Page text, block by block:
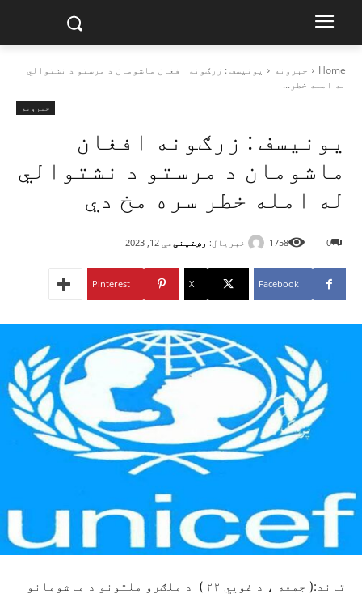
Home خبرونه
یونیسف : زرګونه افغان ماشومان د مرستو د نشتوالي
له امله خطر...
خبرونه
یونیسف : زرګونه افغان
ماشومان د مرستو د نشتوالي
له امله خطر سره مخ دي
خبریال: رښتینی مې 12, 2023 0
1758
Facebook
X
Pinterest
تاند:( جمعه ، د غویي ۲۲ ) د ملګرو ملتونو د ماشومانو